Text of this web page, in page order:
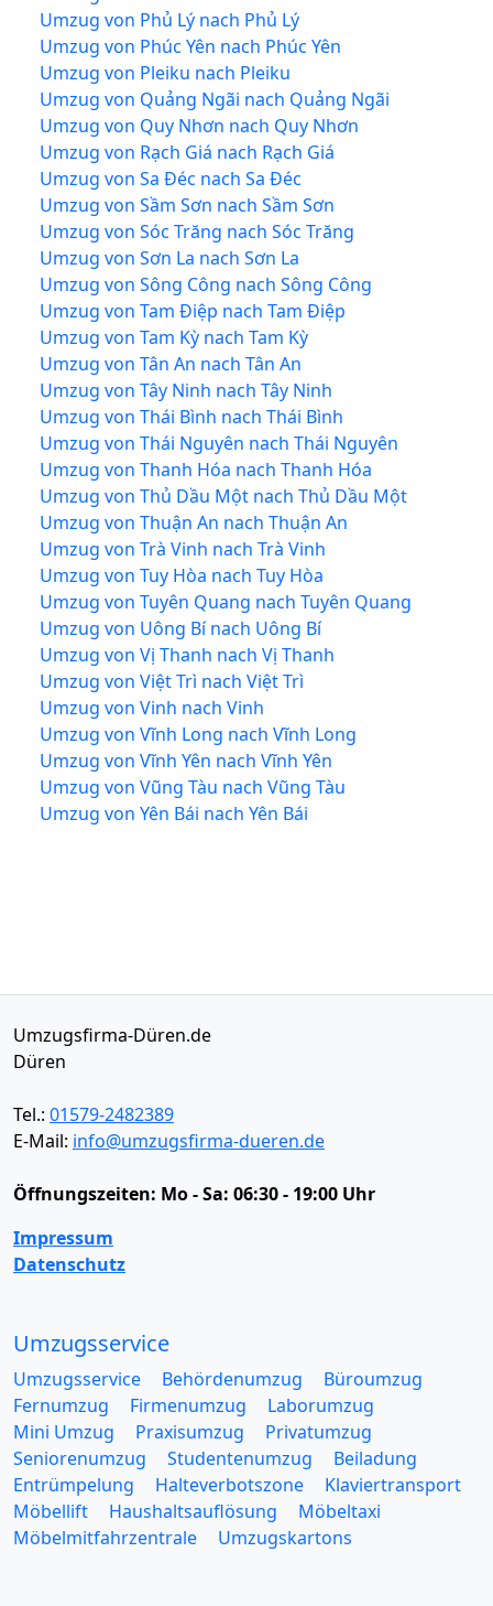
Umzug von Phủ Lý nach Phủ Lý
Umzug von Phúc Yên nach Phúc Yên
Umzug von Pleiku nach Pleiku
Umzug von Quảng Ngãi nach Quảng Ngãi
Umzug von Quy Nhơn nach Quy Nhơn
Umzug von Rạch Giá nach Rạch Giá
Umzug von Sa Đéc nach Sa Đéc
Umzug von Sầm Sơn nach Sầm Sơn
Umzug von Sóc Trăng nach Sóc Trăng
Umzug von Sơn La nach Sơn La
Umzug von Sông Công nach Sông Công
Umzug von Tam Điệp nach Tam Điệp
Umzug von Tam Kỳ nach Tam Kỳ
Umzug von Tân An nach Tân An
Umzug von Tây Ninh nach Tây Ninh
Umzug von Thái Bình nach Thái Bình
Umzug von Thái Nguyên nach Thái Nguyên
Umzug von Thanh Hóa nach Thanh Hóa
Umzug von Thủ Dầu Một nach Thủ Dầu Một
Umzug von Thuận An nach Thuận An
Umzug von Trà Vinh nach Trà Vinh
Umzug von Tuy Hòa nach Tuy Hòa
Umzug von Tuyên Quang nach Tuyên Quang
Umzug von Uông Bí nach Uông Bí
Umzug von Vị Thanh nach Vị Thanh
Umzug von Việt Trì nach Việt Trì
Umzug von Vinh nach Vinh
Umzug von Vĩnh Long nach Vĩnh Long
Umzug von Vĩnh Yên nach Vĩnh Yên
Umzug von Vũng Tàu nach Vũng Tàu
Umzug von Yên Bái nach Yên Bái
Umzugsfirma-Düren.de
Düren
Tel.: 01579-2482389
E-Mail: info@umzugsfirma-dueren.de
Öffnungszeiten: Mo - Sa: 06:30 - 19:00 Uhr
Impressum
Datenschutz
Umzugsservice
Umzugsservice Behördenumzug
Büroumzug
Fernumzug
Firmenumzug
Laborumzug
Mini Umzug
Praxisumzug
Privatumzug
Seniorenumzug
Studentenumzug
Beiladung
Entrümpelung
Halteverbotszone
Klaviertransport
Möbellift
Haushaltsauflösung
Möbeltaxi
Möbelmitfahrzentrale
Umzugskartons